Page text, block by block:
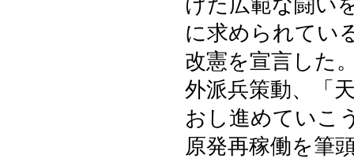
けた広範な闘い
に求められてい
改憲を宣言した
外派兵策動、「
おし進めていこ
原発再稼働を筆